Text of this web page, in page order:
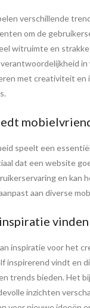
verschillende
om de
witruimte en
met creativiteit en
speelt een
dat een website
en kan
aan diverse
inspiratie voor het
inspirerend vindt en
trends bieden. Het
inzichten